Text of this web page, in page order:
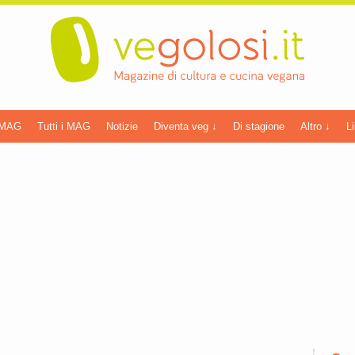
Tutti i MAG Notizie Diventa veg ↓ Di stagione Altro ↓